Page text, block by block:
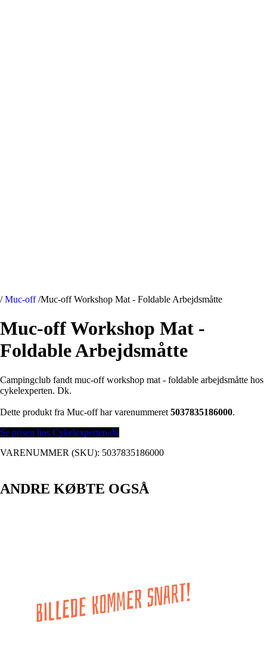
/ Muc-off /Muc-off Workshop Mat - Foldable Arbejdsmåtte
Muc-off Workshop Mat -
Foldable Arbejdsmåtte
Campingclub fandt muc-off workshop mat - foldable arbejdsmåtte hos
cykelexperten. Dk.
Dette produkt fra Muc-off har varenummeret 5037835186000.
Se prisen hos Cykelexperten.dk
VARENUMMER (SKU): 5037835186000
ANDRE KØBTE OGSÅ